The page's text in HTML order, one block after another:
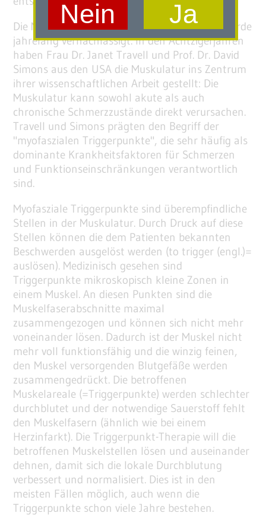
Nein Ja
Die Muskulatur als Ursache von Schmerzen wurde
jahrelang vernachlässigt. In den Achtzigerjahren
haben Frau Dr. Janet Travell und Prof. Dr. David
Simons aus den USA die Muskulatur ins Zentrum
ihrer wissenschaftlichen Arbeit gestellt: Die
Muskulatur kann sowohl akute als auch
chronische Schmerzzustände direkt verursachen.
Travell und Simons prägten den Begriff der
"myofaszialen Triggerpunkte", die sehr häufig als
dominante Krankheitsfaktoren für Schmerzen
und Funktionseinschränkungen verantwortlich
sind.
Myofasziale Triggerpunkte sind überempfindliche
Stellen in der Muskulatur. Durch Druck auf diese
Stellen können die dem Patienten bekannten
Beschwerden ausgelöst werden (to trigger (engl.)=
auslösen). Medizinisch gesehen sind
Triggerpunkte mikroskopisch kleine Zonen in
einem Muskel. An diesen Punkten sind die
Muskelfaserabschnitte maximal
zusammengezogen und können sich nicht mehr
voneinander lösen. Dadurch ist der Muskel nicht
mehr voll funktionsfähig und die winzig feinen,
den Muskel versorgenden Blutgefäße werden
zusammengedrückt. Die betroffenen
Muskelareale (=Triggerpunkte) werden schlechter
durchblutet und der notwendige Sauerstoff fehlt
den Muskelfasern (ähnlich wie bei einem
Herzinfarkt). Die Triggerpunkt-Therapie will die
betroffenen Muskelstellen lösen und auseinander
dehnen, damit sich die lokale Durchblutung
verbessert und normalisiert. Dies ist in den
meisten Fällen möglich, auch wenn die
Triggerpunkte schon viele Jahre bestehen.